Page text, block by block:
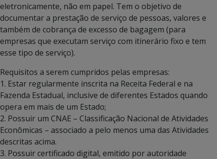
eletronicamente, não em papel. Tem o objetivo de
documentar a prestação de serviço de pessoas, valores e
também de cobrança de excesso de bagagem (para
empresas que executam serviço com itinerário fixo e tem
esse tipo de serviço).
Requisitos a serem cumpridos pelas empresas:
1. Estar regularmente inscrita na Receita Federal e na
Fazenda Estadual, inclusive de diferentes Estados quando
opera em mais de um Estado;
2. Possuir um CNAE – Classificação Nacional de Atividades
Econômicas – associado a pelo menos uma das Atividades
descritas acima.
3. Possuir certificado digital, emitido por autoridade